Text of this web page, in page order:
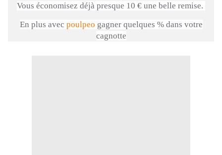
Vous économisez déjà presque 10 € une belle remise.
En plus avec poulpeo gagner quelques % dans votre
cagnotte